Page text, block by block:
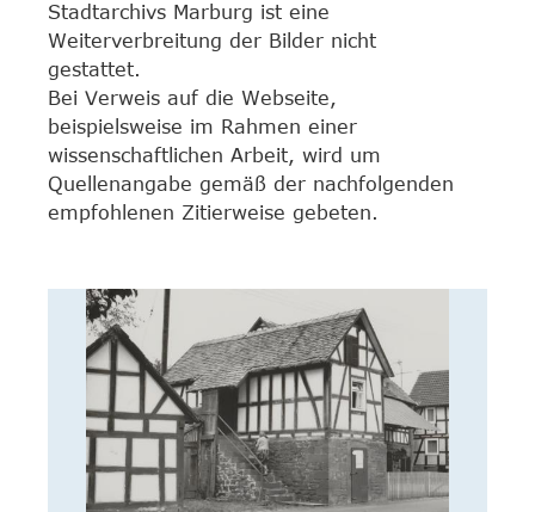
Stadtarchivs Marburg ist eine
Weiterverbreitung der Bilder nicht
gestattet.
Bei Verweis auf die Webseite,
beispielsweise im Rahmen einer
wissenschaftlichen Arbeit, wird um
Quellenangabe gemäß der nachfolgenden
empfohlenen Zitierweise gebeten.